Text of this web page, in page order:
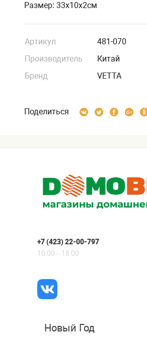
Размер: 33х10х2см
Артикул
481-070
Производитель
Китай
Бренд
VETTA
Поделиться
+7 (423) 22-00-797
10:00 – 18:00
Новый Год